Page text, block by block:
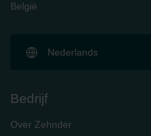
België
Nederlands
Bedrijf
Over Zehnder